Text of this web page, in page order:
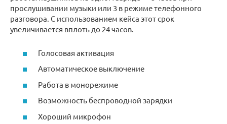
прослушивании музыки или 3 в режиме телефонного
разговора. С использованием кейса этот срок
увеличивается вплоть до 24 часов.
Голосовая активация
Автоматическое выключение
Работа в монорежиме
Возможность беспроводной зарядки
Хороший микрофон